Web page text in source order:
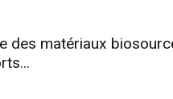
des matériaux